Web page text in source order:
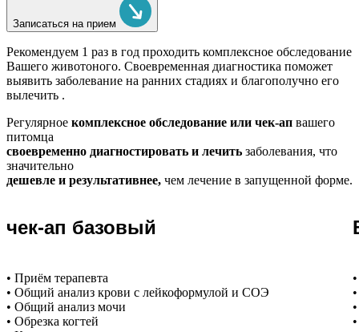
Записаться на прием
Рекомендуем 1 раз в год проходить комплексное обследование
Вашего животоного. Своевременная диагностика поможет
выявить заболевание на ранних стадиях и благополучно его
вылечить .
Регулярное комплексное обследование или чек-ап вашего
питомца
своевременно диагностировать и лечить заболевания, что
значительно
дешевле и результативнее, чем лечение в запущенной форме.
чек-ап базовый
• Приём терапевта
• Общий анализ крови с лейкоформулой и СОЭ
• Общий анализ мочи
• Обрезка когтей